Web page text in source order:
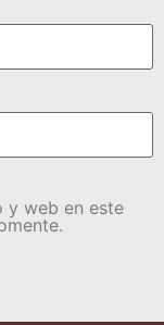
y web en este